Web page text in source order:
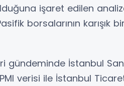
işaret edilen
borsalarının karışık
gündeminde İstanbul
verisi ile İstanbul Ticaret